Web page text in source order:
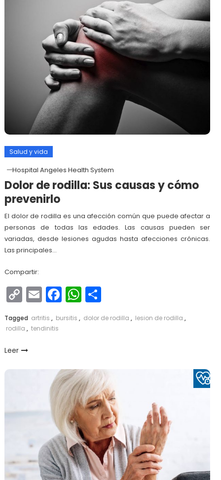
Salud y vida
Hospital Angeles Health System
Dolor de rodilla: Sus causas y cómo
prevenirlo
El dolor de rodilla es una afección común que puede afectar a
personas de todas las edades. Las causas pueden ser
variadas, desde lesiones agudas hasta afecciones crónicas.
Las principales…
Compartir:
Copy
Link
EmailFacebook
WhatsApp
Compartir
Tagged artritis , bursitis , dolor de rodilla , lesion de rodilla ,
rodilla , tendinitis
Leer